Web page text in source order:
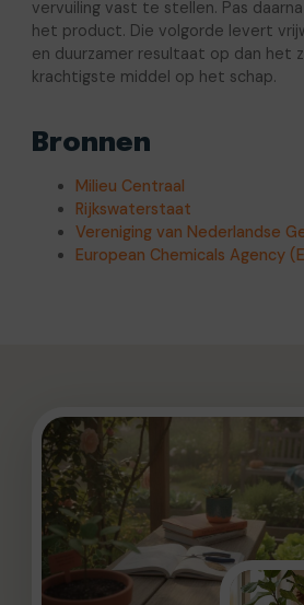
vervuiling vast te stellen. Pas
het product. Die volgorde levert
en duurzamer resultaat op dan het
krachtigste middel op het schap.
Bronnen
Milieu Centraal
Rijkswaterstaat
Vereniging van Nederlandse
European Chemicals Agency